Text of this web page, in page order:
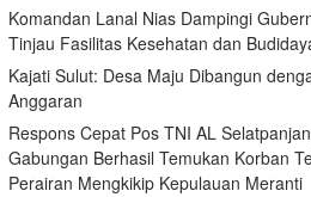
Komandan Lanal Nias Dampingi
Tinjau Fasilitas Kesehatan dan
Kajati Sulut: Desa Maju Dibangun
Anggaran
Respons Cepat Pos TNI AL
Gabungan Berhasil Temukan Korban
Perairan Mengkikip Kepulauan Meranti